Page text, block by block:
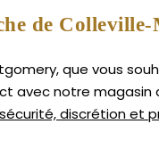
de
que vous
avec notre magasin
sécurité, discrétion et